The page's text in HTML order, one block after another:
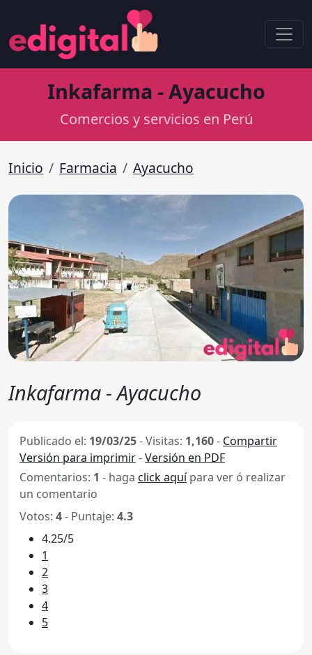
Inkafarma - Ayacucho
Comercios y servicios en Perú
Inicio Farmacia Ayacucho
Inkafarma - Ayacucho
Publicado el: 19/03/25-Visitas: 1,160- Compartir
Versión para imprimir-Versión en PDF
Comentarios: 1 - haga click aquípara ver ó realizar
un comentario
Votos: 4- Puntaje: 4.3
4.25/5
1
2
3
4
5